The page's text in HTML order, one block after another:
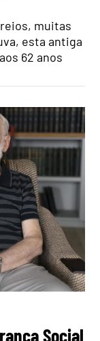
muitas
esta antiga
62 anos
Social